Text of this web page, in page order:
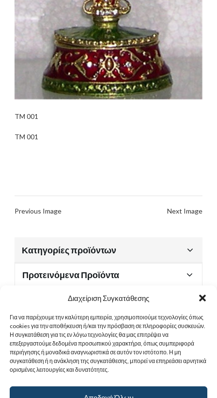
Διαχείριση Συγκατάθεσης
Για να παρέχουμε την καλύτερη εμπειρία, χρησιμοποιούμε τεχνολογίες όπως
cookies για την αποθήκευση ή/και την πρόσβαση σε πληροφορίες συσκευών.
Η συγκατάθεση για τις εν λόγω τεχνολογίες θα μας επιτρέψει να
επεξεργαστούμε δεδομένα προσωπικού χαρακτήρα, όπως συμπεριφορά
περιήγησης ή μοναδικά αναγνωριστικά σε αυτόν τον ιστότοπο. Η μη
συγκατάθεση ή η ανάκληση της συγκατάθεσης, μπορεί να επηρεάσει αρνητικά
ορισμένες λειτουργίες και δυνατότητες.
TM 001
TM 001
Previous Image Next Image
Κατηγορίες προϊόντων
Προτεινόμενα Προϊόντα
Χρήσιμα Έγγραφα
Sitemap
Στοιχεία Επικοινωνίας